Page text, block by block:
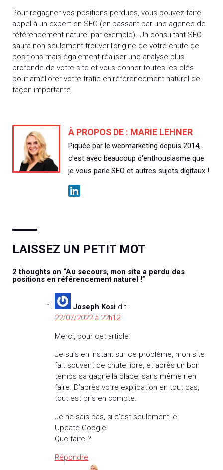
Pour regagner vos positions perdues, vous pouvez faire
appel à un expert en SEO (en passant par une agence de
référencement naturel par exemple). Un consultant SEO
saura non seulement trouver l’origine de votre chute de
positions mais également réaliser une analyse plus
profonde de votre site et vous donner toutes les clés
pour améliorer votre trafic en référencement naturel de
façon importante.
À PROPOS DE : MARIE LEHNER
Piquée par le webmarketing depuis 2014,
c'est avec beaucoup d'enthousiasme que
je vous parle SEO et autres sujets digitaux !
LAISSEZ UN PETIT MOT
2 thoughts on “Au secours, mon site a perdu des
positions en référencement naturel !”
Joseph Kosi dit :
22/07/2022 à 22h12
Merci, pour cet article.
Je suis en instant sur ce problème, mon site
fait souvent de chute libre, et après un bon
temps sa gagne la place, sans même rien
faire. D’après votre explication en tout cas,
tout est pris en compte.
Je ne sais pas, si c’est seulement le
Update Google.
Que faire ?
Répondre